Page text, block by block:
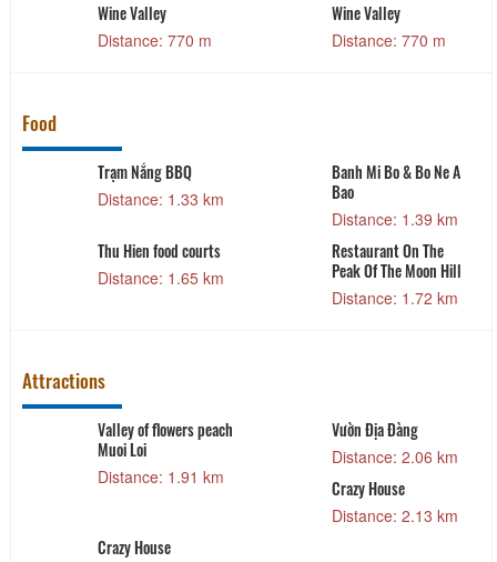
Wine Valley
Distance: 770 m
Wine Valley
Distance: 770 m
Food
Trạm Nắng BBQ
Distance: 1.33 km
Banh Mi Bo & Bo Ne A
Bao
Distance: 1.39 km
Thu Hien food courts
Distance: 1.65 km
Restaurant On The
Peak Of The Moon Hill
Distance: 1.72 km
Attractions
Valley of flowers peach
Muoi Loi
Distance: 1.91 km
Vườn Địa Đàng
Distance: 2.06 km
Crazy House
Distance: 2.13 km
Crazy House